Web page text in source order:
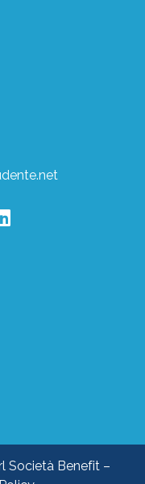
Società Benefit –